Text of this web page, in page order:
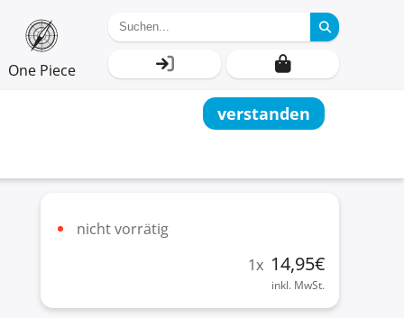
One Piece
verstanden
nicht vorrätig
1x 14,95€
inkl. MwSt.